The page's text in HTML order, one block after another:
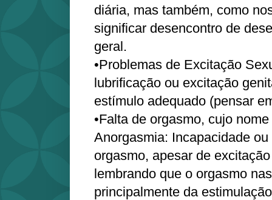
diária, mas também, como
significar desencontro de
geral.
•Problemas de Excitação
lubrificação ou excitação
estímulo adequado (pensar
•Falta de orgasmo, cujo
Anorgasmia: Incapacidade
orgasmo, apesar de
lembrando que o orgasmo
principalmente da